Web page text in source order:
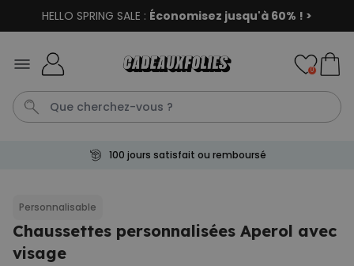
HELLO SPRING SALE : Économisez jusqu'à 60% ! >
Personnalisable
0
100 jours satisfait ou remboursé
Personnalisable
Chaussettes personnalisées Aperol avec
visage